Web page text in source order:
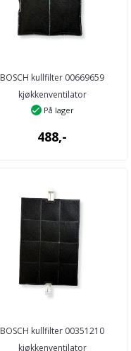
BOSCH kullfilter 00669659
kjøkkenventilator
På lager
488,-
BOSCH kullfilter 00351210
kjøkkenventilator